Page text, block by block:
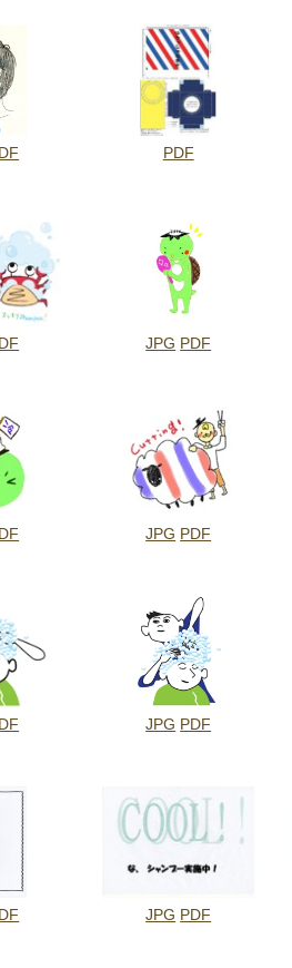
PDF
JPG PDF
JPG PDF
JPG PDF
JPG PDF